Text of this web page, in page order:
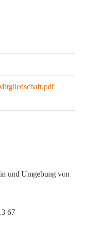
und Umgebung von
67